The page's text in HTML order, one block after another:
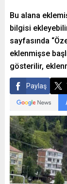
Bu alana
bilgisi
sayfasında
eklenmişse
gösterilir,
Paylaş